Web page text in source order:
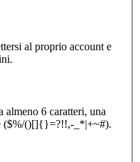
al proprio account e
almeno 6 caratteri, una
($%/()[]{}=?!!,-_*|+~#).